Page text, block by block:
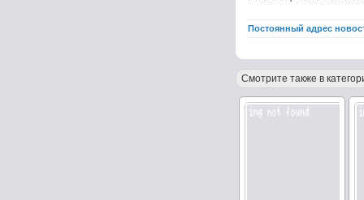
Постоянный адрес
Смотрите также в